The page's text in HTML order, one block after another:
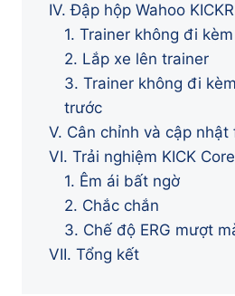
IV. Đập hộp Wahoo
1. Trainer không đi
2. Lắp xe lên trainer
3. Trainer không đi
trước
V. Cân chỉnh và cập nhật
VI. Trải nghiệm KICK
1. Êm ái bất ngờ
2. Chắc chắn
3. Chế độ ERG mượt
VII. Tổng kết